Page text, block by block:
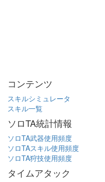
コンテンツ
スキルシミュレータ
スキル一覧
ソロTA統計情報
ソロTA武器使用頻度
ソロTAスキル使用頻度
ソロTA狩技使用頻度
タイムアタック